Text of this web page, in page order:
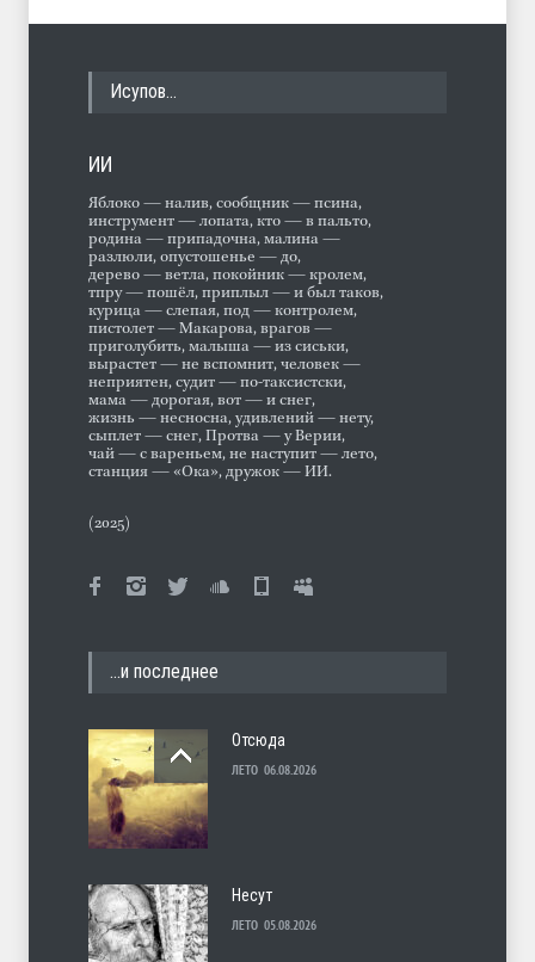
Исупов…
ИИ
Яблоко — налив, сообщник — псина,
инструмент — лопата, кто — в пальто,
родина — припадочна, малина —
разлюли, опустошенье — до,
дерево — ветла, покойник — кролем,
тпру — пошёл, приплыл — и был таков,
курица — слепая, под — контролем,
пистолет — Макарова, врагов —
приголубить, малыша — из сиськи,
вырастет — не вспомнит, человек —
неприятен, судит — по-таксистски,
мама — дорогая, вот — и снег,
жизнь — несносна, удивлений — нету,
сыплет — снег, Протва — у Верии,
чай — с вареньем, не наступит — лето,
станция — «Ока», дружок — ИИ.
(2025)
…и последнее
Отсюда
ЛЕТО 06.08.2026
Несут
ЛЕТО 05.08.2026